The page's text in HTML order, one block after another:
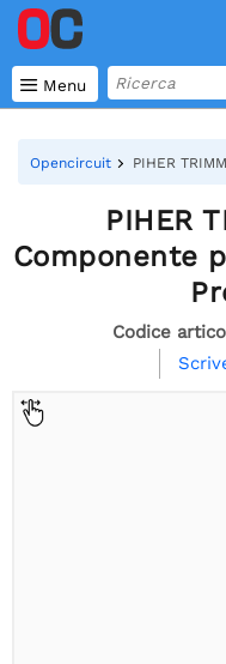
 Menu
Opencircuit PIHER
PIHER
Componente
Codice